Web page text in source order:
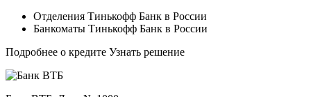
Отделения Тинькофф Банк в России
Банкоматы Тинькофф Банк в России
Подробнее о кредите Узнать решение